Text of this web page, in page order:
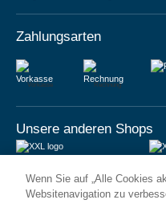
Zahlungsarten
Vorkasse Rechnung
Unsere anderen Shops
6 Rue des Bateliers
92110 Clichy | France
Wenn Sie auf „Alle Cookies
Websitenavigation zu